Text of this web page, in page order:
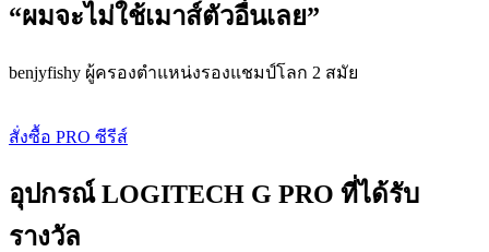
“ผมจะไม่ใช้เมาส์ตัวอื่นเลย”
benjyfishy ผู้ครองตำแหน่งรองแชมป์โลก 2 สมัย
สั่งซื้อ PRO ซีรีส์
อุปกรณ์ LOGITECH G PRO ที่ได้รับ
รางวัล